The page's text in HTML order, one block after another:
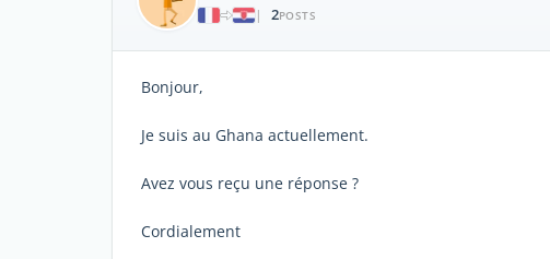
|
2POSTS
Bonjour,
Je suis au Ghana actuellement.
Avez vous reçu une réponse ?
Cordialement